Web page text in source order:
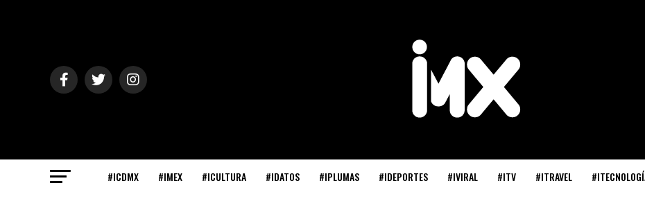
#ICDMX #IMEX #ICULTURA #IDATOS #IPLUMAS #IDEPORTES #IVIRAL #ITV #ITRAVEL